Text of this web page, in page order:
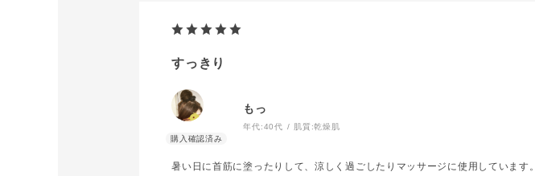
すっきり
もっ
年代:40代 肌質:乾燥肌
暑い日に首筋に塗ったりして、涼しく過ごしたりマッサージに使用しています。